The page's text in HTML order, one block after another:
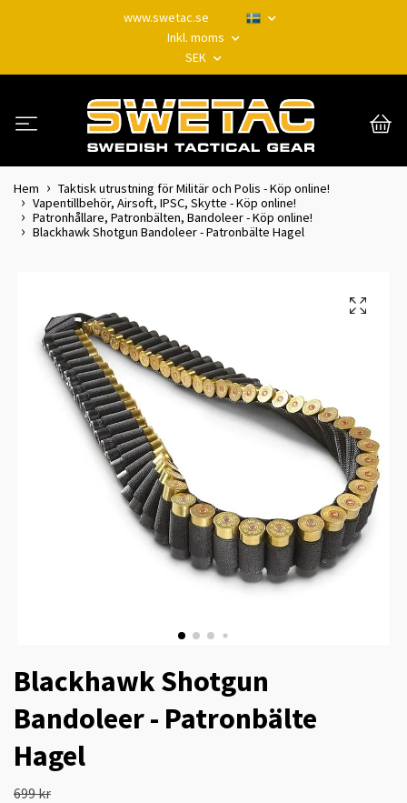
www.swetac.se
Inkl. moms
SEK
Hem
Taktisk utrustning för Militär och Polis - Köp online!
Vapentillbehör, Airsoft, IPSC, Skytte - Köp online!
Patronhållare, Patronbälten, Bandoleer - Köp online!
Blackhawk Shotgun Bandoleer - Patronbälte Hagel
Blackhawk Shotgun
Bandoleer - Patronbälte
Hagel
699 kr